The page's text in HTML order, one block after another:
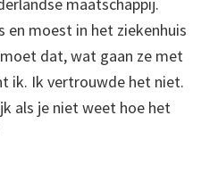
en moest in het ziekenhuis
dat, wat gaan ze met
ik. Ik vertrouwde het niet.
als je niet weet hoe het